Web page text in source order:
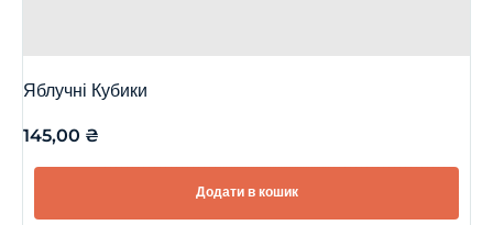
Яблучні Кубики
145,00 ₴
Додати в кошик